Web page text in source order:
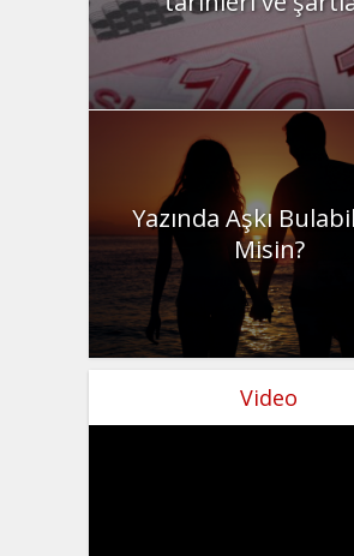
Yazında Aşkı
Misin?
Video